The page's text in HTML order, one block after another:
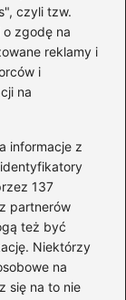
czyli tzw.
zgodę na
reklamy i
i
na
informacje z
137
partnerów
też być
Niektórzy
na
się na to nie
jak
w
czy
dla